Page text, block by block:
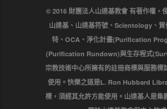
© 2016 財團法人山達基教會 有著作權，
山達基、山達基符號、Scientology、賀
特、OCA、淨化計畫(Purification
(Purification Rundown)與生存程式
宗教技術中心所擁有的註冊商標與服務標
使用。快樂之道是L. Ron Hubbard
標，須經其允許方能使用。山達基人是集